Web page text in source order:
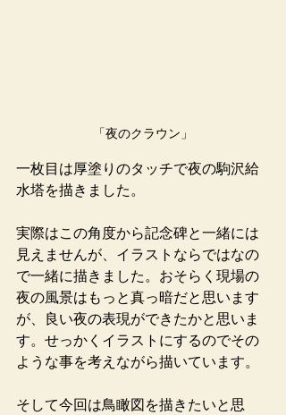
「夜のクラウン」
一枚目は厚塗りのタッチで夜の駒沢給
水塔を描きました。
実際はこの角度から記念碑と一緒には
見えませんが、イラストならではなの
で一緒に描きました。おそらく現場の
夜の風景はもっと真っ暗だと思います
が、良い夜の表現ができたかと思いま
す。せっかくイラストにするのでその
ような事を考えながら描いています。
そして今回は鳥瞰図を描きたいと思